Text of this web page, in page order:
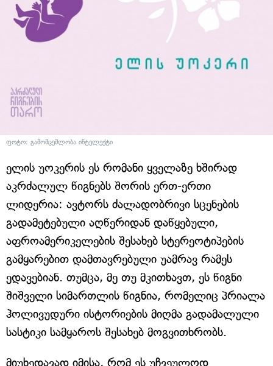
ფოტო: გამომცემლობა ინტელექტი
ელის უოკერის ეს რომანი ყველაზე ხშირად
აკრძალულ წიგნებს შორის ერთ-ერთი
ლიდერია: ავტორს ძალადობრივი სცენების
გადამეტებული აღწერიდან დაწყებული,
აფროამერიკელების შესახებ სტერეოტიპების
გამყარებით დამთავრებული უამრავ რამეს
ედავებიან. თუმცა, მე თუ მკითხავთ, ეს წიგნი
შიშველი სიმართლის წიგნია, რომელიც პრიალა
ჰოლივუდური ისტორიების მიღმა გადამალული
სასტიკი სამყაროს შესახებ მოგვითხრობს.
მიუხედავად იმისა, რომ ეს უჩვეულოდ